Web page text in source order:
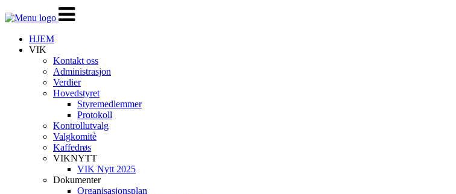
Veksle
navigasjon
HJEM
VIK
Kontakt oss
Administrasjon
Verdier
Hovedstyret
Styremedlemmer
Protokoll
Kontrollutvalg
Valgkomitè
Kaffedrøs
VIKNYTT
VIK Nytt 2025
Dokumenter
Organisasjonsplan